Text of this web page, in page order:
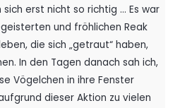
erst nicht so richtig … Es war
und fröhlichen Reak
die sich „getraut“ haben,
In den Tagen danach sah ich,
Vögelchen in ihre Fenster
dieser Aktion zu vielen